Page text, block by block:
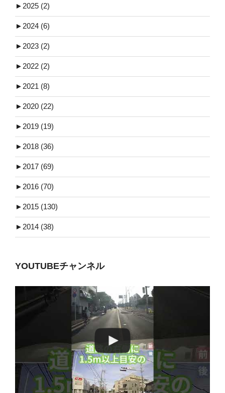
► 2025 (2)
► 2024 (6)
► 2023 (2)
► 2022 (2)
► 2021 (8)
► 2020 (22)
► 2019 (19)
► 2018 (36)
► 2017 (69)
► 2016 (70)
► 2015 (130)
► 2014 (38)
YOUTUBEチャンネル